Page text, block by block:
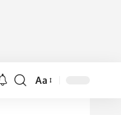
Lettergrootte
Aa